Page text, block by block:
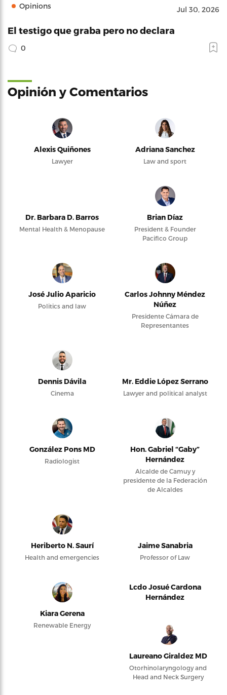
Opinions Jul 30, 2026
El testigo que graba pero no declara
0
Opinión y Comentarios
Alexis Quiñones
Lawyer
Adriana Sanchez
Law and sport
Dr. Barbara D. Barros
Mental Health & Menopause
Brian Díaz
President & Founder
Pacifico Group
José Julio Aparicio
Politics and law
Carlos Johnny Méndez
Núñez
Presidente Cámara de
Representantes
Dennis Dávila
Cinema
Mr. Eddie López Serrano
Lawyer and political analyst
González Pons MD
Radiologist
Hon. Gabriel “Gaby”
Hernández
Alcalde de Camuy y
presidente de la Federación
de Alcaldes
Heriberto N. Saurí
Health and emergencies
Jaime Sanabria
Professor of Law
Kiara Gerena
Renewable Energy
Lcdo Josué Cardona
Hernández
Laureano Giraldez MD
Otorhinolaryngology and
Head and Neck Surgery